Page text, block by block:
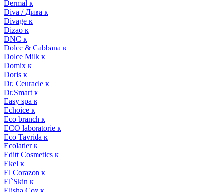
Dermal к
Diva / Дива к
Divage к
Dizao к
DNC к
Dolce & Gabbana к
Dolce Milk к
Domix к
Doris к
Dr. Ceuracle к
Dr.Smart к
Easy spa к
Echoice к
Eco branch к
ECO laboratorie к
Eco Tavrida к
Ecolatier к
Editt Cosmetics к
Ekel к
El Corazon к
El`Skin к